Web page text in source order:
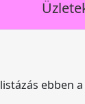
listázás ebben